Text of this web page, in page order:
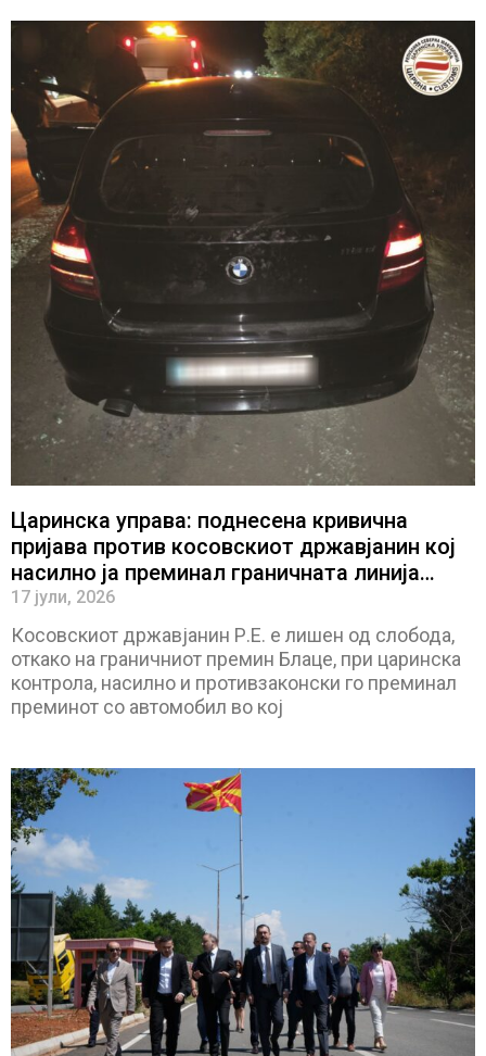
Царинска управа: поднесена кривична
пријава против косовскиот државјанин кој
насилно ја преминал граничната линија
откако беше фатен во обид да криумчари
дрога
17 јули, 2026
Косовскиот државјанин Р.Е. е лишен од слобода,
откако на граничниот премин Блаце, при царинска
контрола, насилно и противзаконски го преминал
преминот со автомобил во кој